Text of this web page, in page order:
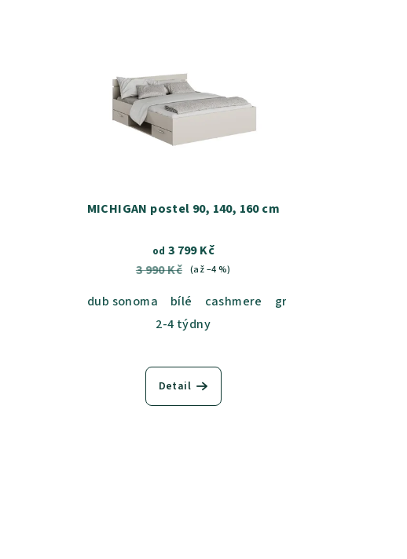
MICHIGAN postel 90, 140, 160 cm
od 3 799 Kč
3 990 Kč (až –4 %)
dub sonoma bílé cashmere
graphite
2-4 týdny
Detail